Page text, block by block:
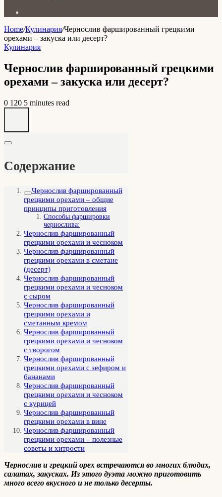
Home/Кулинария/Чернослив фаршированный грецкими
орехами – закуска или десерт?
Кулинария
Чернослив фаршированный грецкими
орехами – закуска или десерт?
0 120 5 minutes read
Содержание
Чернослив фаршированный
грецкими орехами – общие
принципы приготовления
Способы фаршировки
чернослива:
Чернослив фаршированный
грецкими орехами и чесноком
Чернослив фаршированный
грецкими орехами в сметане
(десерт)
Чернослив фаршированный
грецкими орехами и чесноком
с сыром
Чернослив фаршированный
грецкими орехами и
сметанным кремом
Чернослив фаршированный
грецкими орехами и чесноком
с творогом
Чернослив фаршированный
грецкими орехами с зефиром и
бананами
Чернослив фаршированный
грецкими орехами и чесноком
с курицей
Чернослив фаршированный
грецкими орехами в вине
Чернослив фаршированный
грецкими орехами – полезные
советы и хитрости
Чернослив и грецкий орех встречаются во многих блюдах,
салатах, закусках. Из этого дуэта можно приготовить
много всего вкусного и не только десерты.